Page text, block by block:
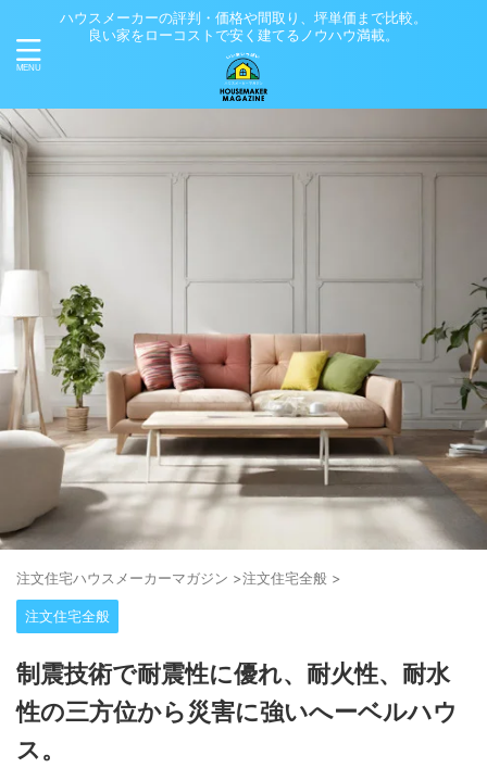
ハウスメーカーの評判・価格や間取り、坪単価まで比較。
良い家をローコストで安く建てるノウハウ満載。
注⽂住宅ハウスメーカーマガジン >注文住宅全般 >
注文住宅全般
制震技術で耐震性に優れ、耐火性、耐水
性の三方位から災害に強いへーベルハウ
ス。